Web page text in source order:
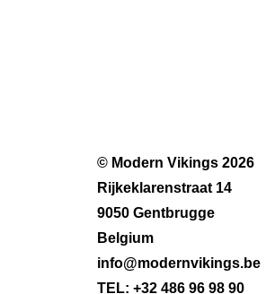
© Modern Vikings 2026
Rijkeklarenstraat 14
9050 Gentbrugge
Belgium
info@modernvikings.be
TEL: +32 486 96 98 90